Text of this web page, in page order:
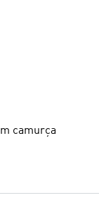
camurça